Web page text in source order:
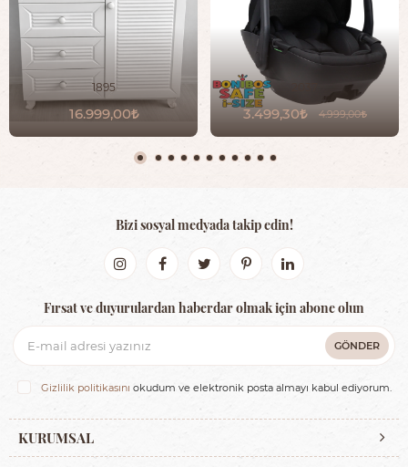
1895
16.999,00 3.499,30 4.999,00
KURUMSAL
Bizi sosyal medyada takip edin!
Fırsat ve duyurulardan haberdar olmak için abone olun
GÖNDER
Gizlilik politikasını okudum ve elektronik posta almayı kabul ediyorum.